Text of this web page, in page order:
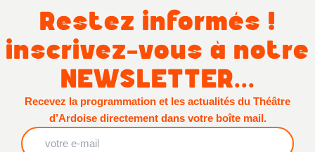
Restez informés !
inscrivez-vous à notre
NEWSLETTER...
Recevez la programmation et les actualités du Théâtre
d’Ardoise directement dans votre boîte mail.